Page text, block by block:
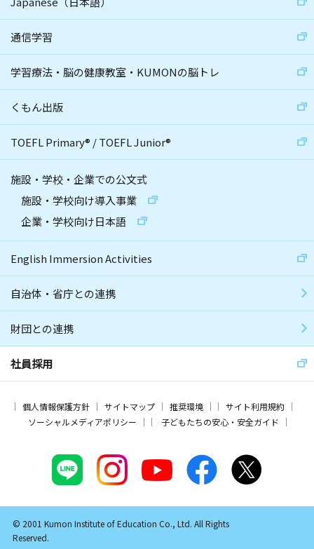
通信学習
学習療法・脳の健康教室・KUMONの脳トレ
くもん出版
TOEFL Primary® /TOEFL Junior®
施設・学校・企業での公文式
施設・学校向け導入事業
企業・学校向け日本語
English Immersion Activities
自治体・省庁との連携
財団との連携
社員採用
個人情報保護方針 サイトマップ 推奨環境
サイト利用規約
ソーシャルメディアポリシー
子どもたちの安心・安全ガイド
© 2001 Kumon Institute of Education Co., Ltd. All Rights
Reserved.